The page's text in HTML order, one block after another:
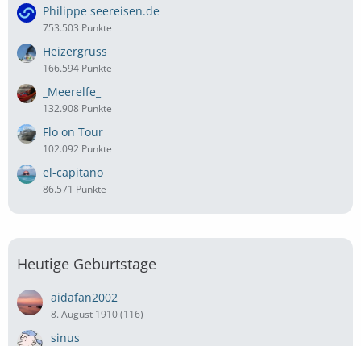
Philippe seereisen.de
753.503 Punkte
Heizergruss
166.594 Punkte
_Meerelfe_
132.908 Punkte
Flo on Tour
102.092 Punkte
el-capitano
86.571 Punkte
Heutige Geburtstage
aidafan2002
8. August 1910 (116)
sinus